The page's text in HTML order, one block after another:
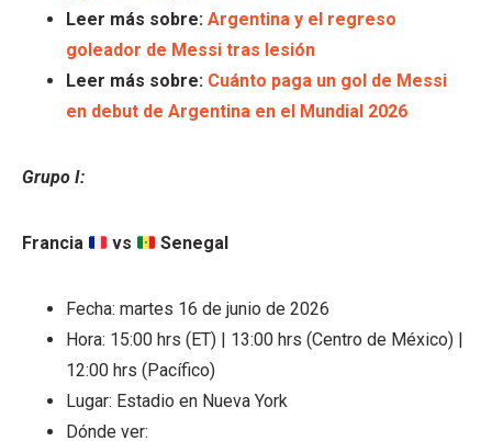
Leer más sobre: Argentina y el regreso
goleador de Messi tras lesión
Leer más sobre: Cuánto paga un gol de Messi
en debut de Argentina en el Mundial 2026
Grupo I:
Francia vs Senegal
Fecha: martes 16 de junio de 2026
Hora: 15:00 hrs (ET) | 13:00 hrs (Centro de México) |
12:00 hrs (Pacífico)
Lugar: Estadio en Nueva York
Dónde ver: